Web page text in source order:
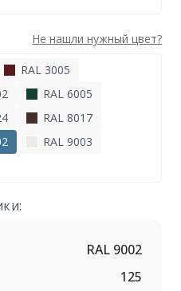
Не нашли нужный цвет?
RAL 3005
RAL 6005
RAL 8017
RAL 9003
RAL 9002
125